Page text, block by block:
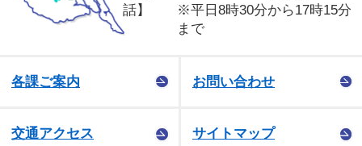
話】
※平日8時30分から17時15分
まで
各課ご案内 お問い合わせ
交通アクセス サイトマップ